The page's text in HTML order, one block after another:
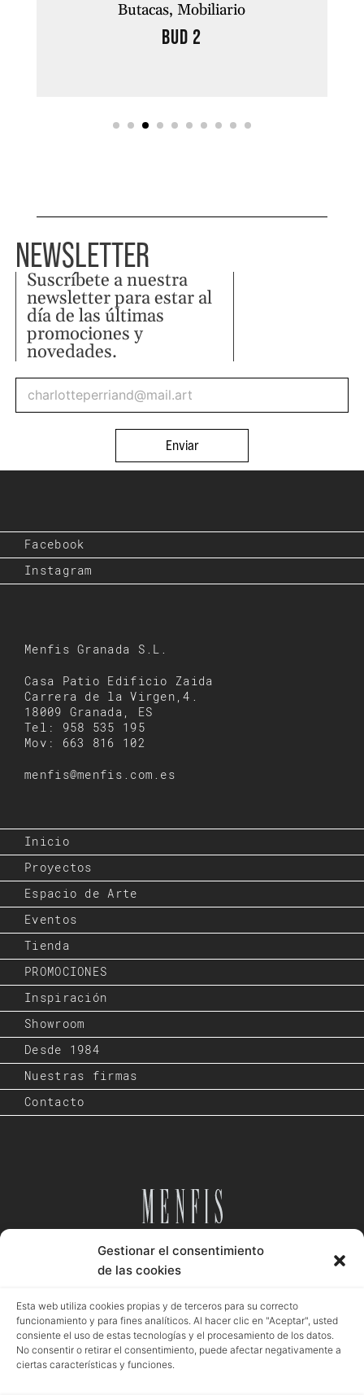
Gestionar el consentimiento
de las cookies
Esta web utiliza cookies propias y de terceros para su correcto
funcionamiento y para fines analíticos. Al hacer clic en "Aceptar", usted
consiente el uso de estas tecnologías y el procesamiento de los datos.
No consentir o retirar el consentimiento, puede afectar negativamente a
ciertas características y funciones.
Butacas Mobiliario
BUD 2
NEWSLETTER
Suscríbete a nuestra
newsletter para estar al
día de las últimas
promociones y
novedades.
Enviar
Facebook
Instagram
Menfis Granada S.L.
Casa Patio Edificio Zaida
Carrera de la Virgen,4.
18009 Granada, ES
Tel: 958 535 195
Mov: 663 816 102
menfis@menfis.com.es
Inicio
Proyectos
Espacio de Arte
Eventos
Tienda
PROMOCIONES
Inspiración
Showroom
Desde 1984
Nuestras firmas
Contacto
Desde 1984
Aviso legal Política privacidad Política cookies